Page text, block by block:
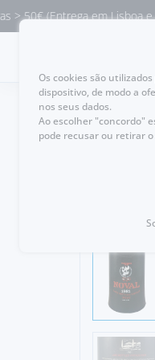
em Lisboa e
MENU
VOLTAR
Os cookies são
dispositivo, de modo a
nos seus dados.
Ao escolher "concordo"
pode recusar ou retirar